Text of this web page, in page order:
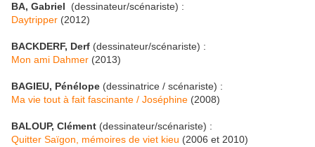
BA, Gabriel
(dessinateur/scénariste) :
Daytripper (2012)
BACKDERF, Derf (dessinateur/scénariste) :
Mon ami Dahmer (2013)
BAGIEU, Pénélope (dessinatrice / scénariste) :
Ma vie tout à fait fascinante / Joséphine (2008)
BALOUP, Clément (dessinateur/scénariste) :
Quitter Saïgon, mémoires de viet kieu (2006 et 2010)